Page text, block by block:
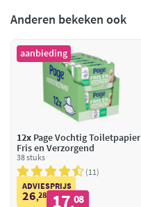
Anderen bekeken ook
aanbieding
12x Page Vochtig Toiletpapier
Fris en Verzorgend
38 stuks
11
ADVIESPRIJS
26,28 17,08